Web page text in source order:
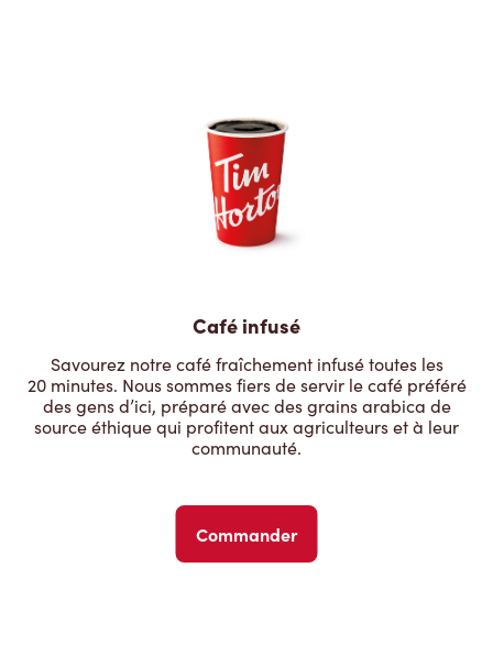
Café infusé
Savourez notre café fraîchement infusé toutes les
20 minutes. Nous sommes fiers de servir le café préféré
des gens d’ici, préparé avec des grains arabica de
source éthique qui profitent aux agriculteurs et à leur
communauté.
Commander